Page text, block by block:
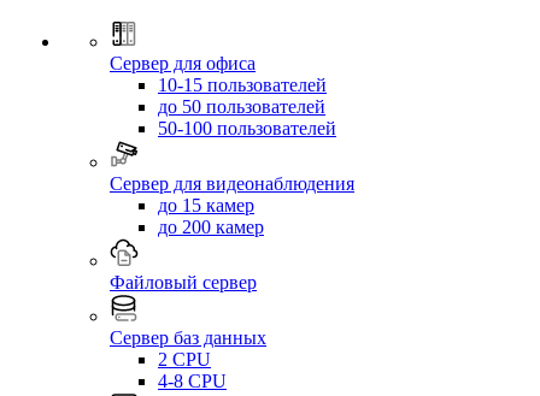
Сервер для офиса
10-15 пользователей
до 50 пользователей
50-100 пользователей
Сервер для видеонаблюдения
до 15 камер
до 200 камер
Файловый сервер
Сервер баз данных
2 CPU
4-8 CPU